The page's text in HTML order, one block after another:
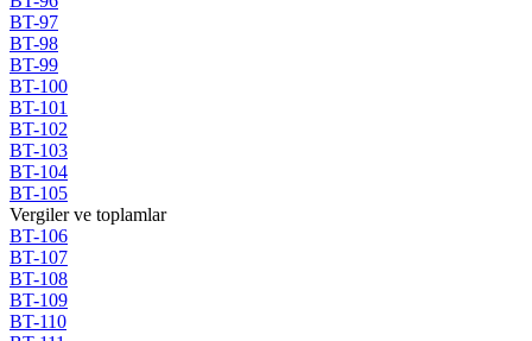
BT-97
BT-98
BT-99
BT-100
BT-101
BT-102
BT-103
BT-104
BT-105
Vergiler ve toplamlar
BT-106
BT-107
BT-108
BT-109
BT-110